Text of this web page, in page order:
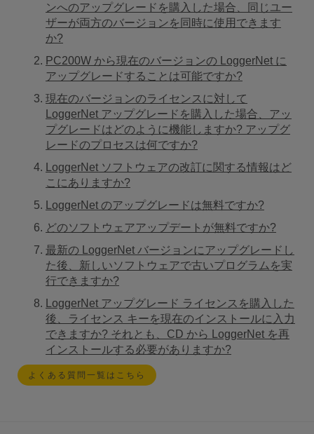
ンへのアップグレードを購入した場合、同じユー
ザーが両方のバージョンを同時に使用できます
か?
PC200W から現在のバージョンの LoggerNet に
アップグレードすることは可能ですか?
現在のバージョンのライセンスに対して
LoggerNet アップグレードを購入した場合、アッ
プグレードはどのように機能しますか? アップグ
レードのプロセスは何ですか?
LoggerNet ソフトウェアの改訂に関する情報はど
こにありますか?
LoggerNet のアップグレードは無料ですか?
どのソフトウェアアップデートが無料ですか?
最新の LoggerNet バージョンにアップグレードし
た後、新しいソフトウェアで古いプログラムを実
行できますか?
LoggerNet アップグレード ライセンスを購入した
後、ライセンス キーを現在のインストールに入力
できますか? それとも、CD から LoggerNet を再
インストールする必要がありますか?
よくある質問一覧はこちら